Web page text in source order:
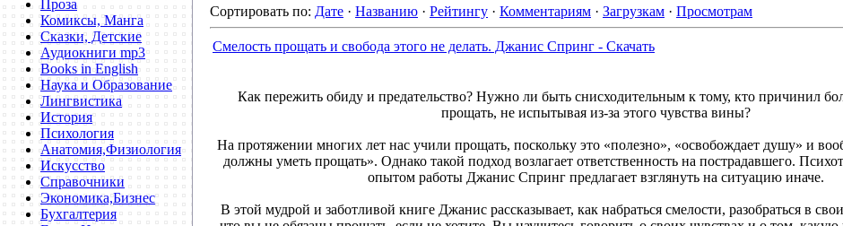
Проза
Комиксы, Манга
Сказки, Детские
Аудиокниги mp3
Books in English
Наука и Образование
Лингвистика
История
Психология
Анатомия,Физиология
Искусство
Справочники
Экономика,Бизнес
Бухгалтерия
Сортировать по: Дате · Названию · Рейтингу · Комментариям · Загрузкам · Просмотрам
Смелость прощать и свобода этого не делать. Джанис Спринг - Скачать
Как пережить обиду и предательство? Нужно ли быть снисходительным к тому, кто причинил
прощать, не испытывая из-за этого чувства вины?
На протяжении многих лет нас учили прощать, поскольку это «полезно», «освобождает душу» и
должны уметь прощать». Однако такой подход возлагает ответственность на пострадавшего.
опытом работы Джанис Спринг предлагает взглянуть на ситуацию иначе.
В этой мудрой и заботливой книге Джанис рассказывает, как набраться смелости, разобраться в